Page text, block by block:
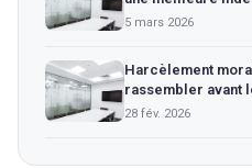
5 mars 2026
Harcèlement
rassembler avant
28 fév. 2026